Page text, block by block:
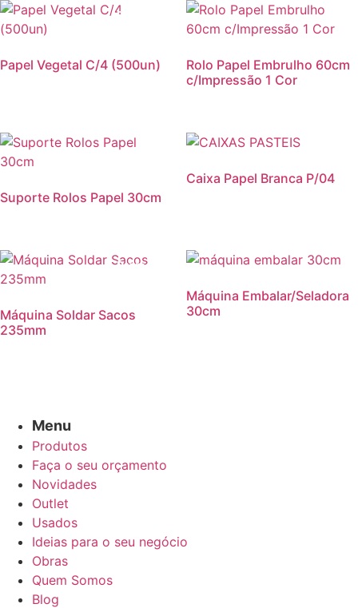
Promoção!
Papel Vegetal C/4 (500un)
Rolo Papel Embrulho 60cm
c/Impressão 1 Cor
Suporte Rolos Papel 30cm
Caixa Papel Branca P/04
Promoção!
Máquina Soldar Sacos
235mm
Máquina Embalar/Seladora
30cm
Menu
Produtos
Faça o seu orçamento
Novidades
Outlet
Usados
Ideias para o seu negócio
Obras
Quem Somos
Blog